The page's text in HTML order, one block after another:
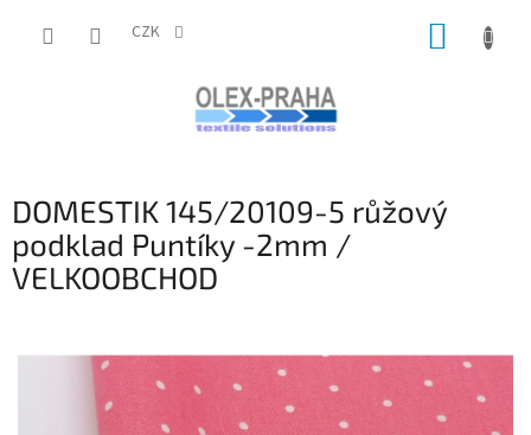
CZK
DOMESTIK 145/20109-5 růžový
podklad Puntíky -2mm /
VELKOOBCHOD